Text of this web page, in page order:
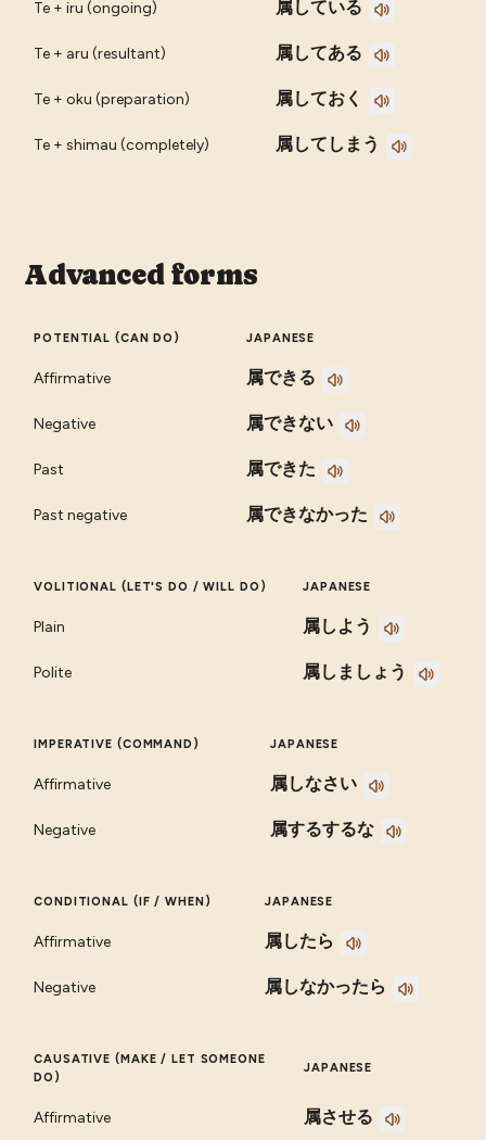
Te + iru (ongoing) 属している
Te + aru (resultant) 属してある
Te + oku (preparation) 属しておく
Te + shimau (completely) 属してしまう
Advanced forms
POTENTIAL (CAN DO) JAPANESE
Affirmative 属できる
Negative 属できない
Past 属できた
Past negative 属できなかった
VOLITIONAL (LET'S DO / WILL DO) JAPANESE
Plain 属しよう
Polite 属しましょう
IMPERATIVE (COMMAND) JAPANESE
Affirmative 属しなさい
Negative 属するするな
CONDITIONAL (IF / WHEN) JAPANESE
Affirmative 属したら
Negative 属しなかったら
CAUSATIVE (MAKE / LET SOMEONE
DO)
JAPANESE
Affirmative 属させる